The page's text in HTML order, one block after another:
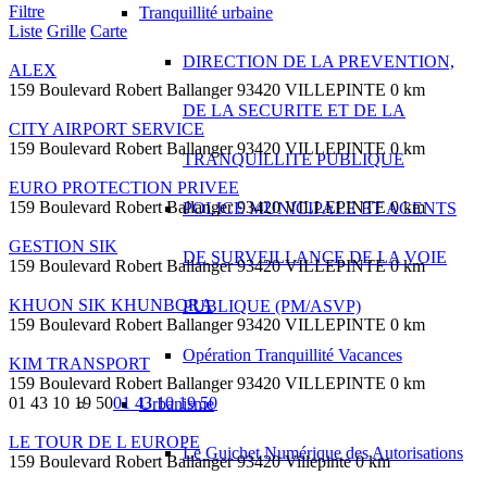
Tranquillité urbaine
DIRECTION DE LA PREVENTION,
DE LA SECURITE ET DE LA
TRANQUILLITE PUBLIQUE
POLICE MUNICIPALE ET AGENTS
DE SURVEILLANCE DE LA VOIE
PUBLIQUE (PM/ASVP)
Opération Tranquillité Vacances
Urbanisme
Le Guichet Numérique des Autorisations
Filtre
Liste Grille Carte
ALEX
159 Boulevard Robert Ballanger 93420 VILLEPINTE 0 km
CITY AIRPORT SERVICE
159 Boulevard Robert Ballanger 93420 VILLEPINTE 0 km
EURO PROTECTION PRIVEE
159 Boulevard Robert Ballanger 93420 VILLEPINTE 0 km
GESTION SIK
159 Boulevard Robert Ballanger 93420 VILLEPINTE 0 km
KHUON SIK KHUNBORA
159 Boulevard Robert Ballanger 93420 VILLEPINTE 0 km
KIM TRANSPORT
159 Boulevard Robert Ballanger 93420 VILLEPINTE 0 km
01 43 10 19 5001 43 10 19 50
LE TOUR DE L EUROPE
159 Boulevard Robert Ballanger 93420 Villepinte 0 km